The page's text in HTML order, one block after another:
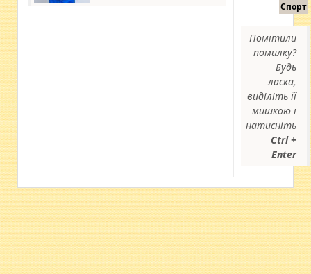
Спорт
Помітили
помилку?
Будь
ласка,
виділіть її
мишкою і
натисніть
Ctrl +
Enter